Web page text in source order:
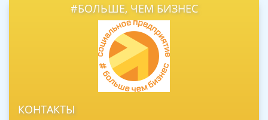
#БОЛЬШЕ, ЧЕМ БИЗНЕС
КОНТАКТЫ